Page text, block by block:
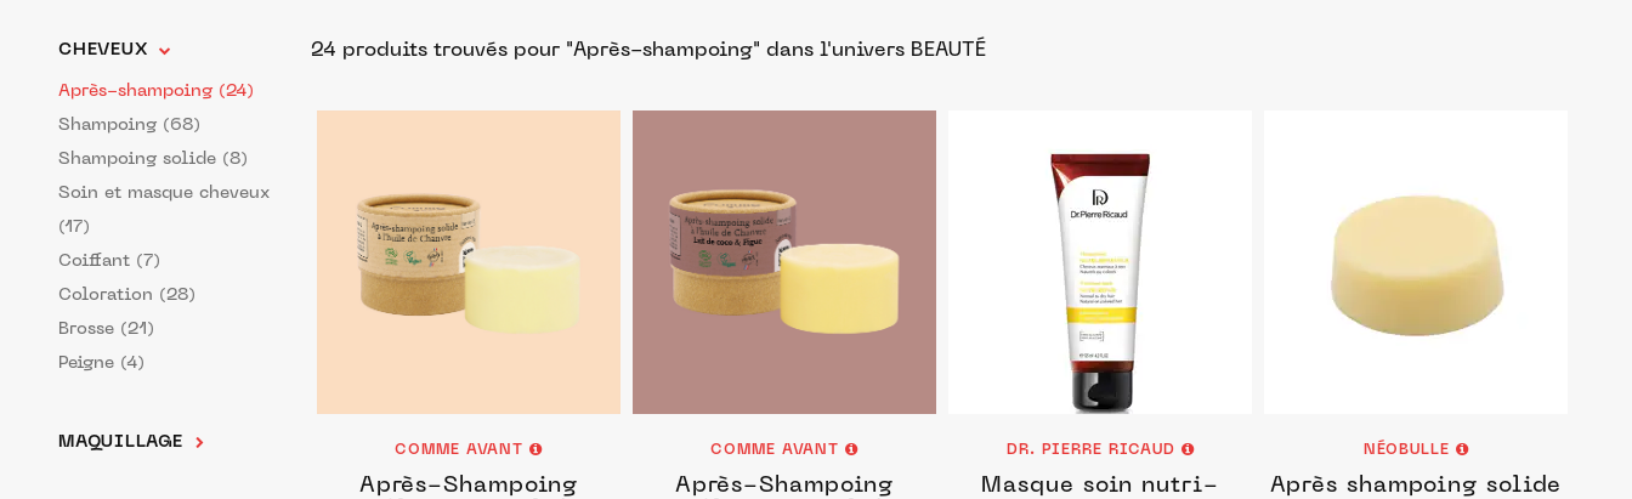
MAQUILLAGE
CHEVEUX
Shampoing (68)
Shampoing solide (8)
Après-shampoing (24)
Soin et masque cheveux
(17)
Coiffant (7)
Coloration (28)
Brosse (21)
Peigne (4)
24 produits trouvés pour "Après-shampoing" dans l'univers BEAUTÉ
COMME AVANT
Après-Shampoing
COMME AVANT
Après-Shampoing
DR. PIERRE RICAUD
Masque soin nutri-
NÉOBULLE
Après shampoing solide